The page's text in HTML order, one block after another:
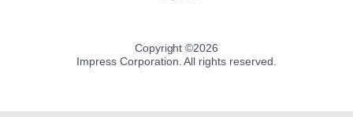
Copyright ©2026
Impress Corporation. All rights reserved.